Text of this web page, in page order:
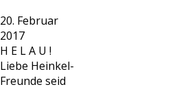
20. Februar
2017
H E L A U !
Liebe Heinkel-
Freunde seid